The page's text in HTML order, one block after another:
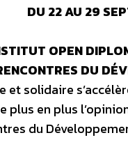
DU 22 AU 29
OPEN
DU
solidaire
plus en plus
du